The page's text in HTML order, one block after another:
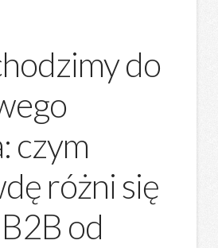
do
czym
różni się
od